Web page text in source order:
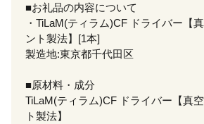
■お礼品の内容について
・TiLaM(ティラム)CF ドライバー【
ント製法】[1本]
製造地:東京都千代田区
■原材料・成分
TiLaM(ティラム)CF ドライバー【真
ト製法】